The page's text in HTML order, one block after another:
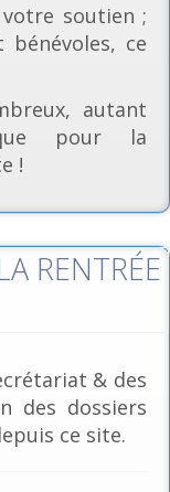
votre soutien ;
ce
autant
pour la
!
RENTRÉE
& des
des dossiers
ce site.